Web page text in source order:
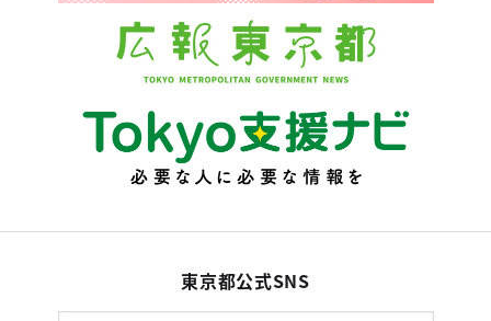
東京都公式SNS